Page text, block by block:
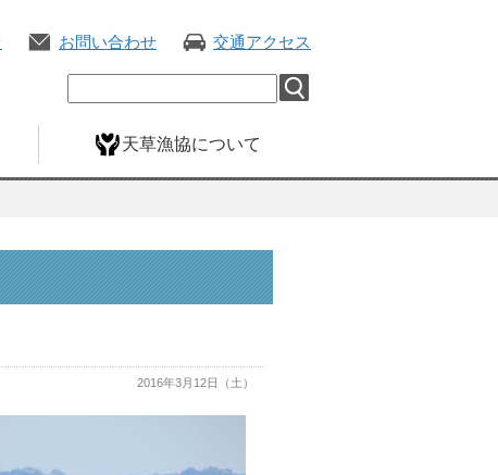
お問い合わせ 交通アクセス
天草漁協について
2016年3月12日（土）